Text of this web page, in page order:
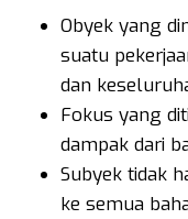
Obyek yang
suatu
dan
Fokus yang
dampak dari
Subyek tidak
ke semua